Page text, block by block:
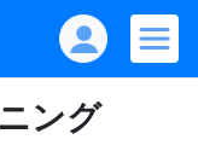
ング